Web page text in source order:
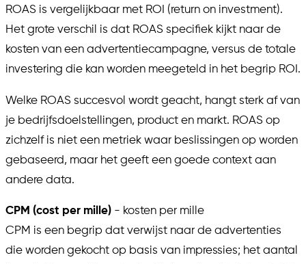
ROAS is vergelijkbaar met ROI (return on investment).
Het grote verschil is dat ROAS specifiek kijkt naar de
kosten van een advertentiecampagne, versus de totale
investering die kan worden meegeteld in het begrip ROI.
Welke ROAS succesvol wordt geacht, hangt sterk af van
je bedrijfsdoelstellingen, product en markt. ROAS op
zichzelf is niet een metriek waar beslissingen op worden
gebaseerd, maar het geeft een goede context aan
andere data.
CPM (cost per mille) - kosten per mille
CPM is een begrip dat verwijst naar de advertenties
die worden gekocht op basis van impressies; het aantal